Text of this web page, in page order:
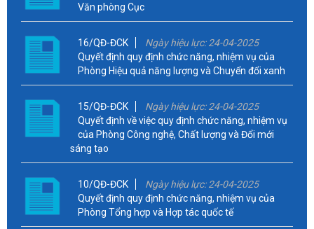
Văn phòng Cục
16/QĐ-ĐCK
Ngày hiệu lực: 24-04-2025
Quyết định quy định chức năng, nhiệm vụ của
Phòng Hiệu quả năng lượng và Chuyển đổi xanh
15/QĐ-ĐCK
Ngày hiệu lực: 24-04-2025
Quyết định về việc quy định chức năng, nhiệm vụ
của Phòng Công nghệ, Chất lượng và Đổi mới
sáng tạo
10/QĐ-ĐCK
Ngày hiệu lực: 24-04-2025
Quyết định quy định chức năng, nhiệm vụ của
Phòng Tổng hợp và Hợp tác quốc tế